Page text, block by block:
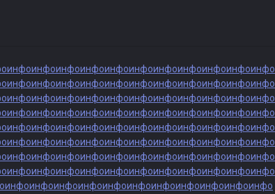
инфоинфоинфоинфоинфоинфоинфоинфоинфоинфоинфо
инфоинфоинфоинфоинфоинфоинфоинфоинфоинфоинфо
инфоинфоинфоинфоинфоинфоинфоинфоинфоинфоинфо
инфоинфоинфоинфоинфоинфоинфоинфоинфоинфоинфо
инфоинфоинфоинфоинфоинфоинфоинфоинфоинфоинфо
инфоинфоинфоинфоинфоинфоинфоинфоинфоинфоинфо
инфоинфоинфоинфоинфоинфоинфоинфоинфоинфоинфо
инфоинфоинфоинфоинфоинфоинфоинфоинфоинфоинфо
инфоинфоинфоинфоинфоинфоинфоинфоинфоинфоинфо